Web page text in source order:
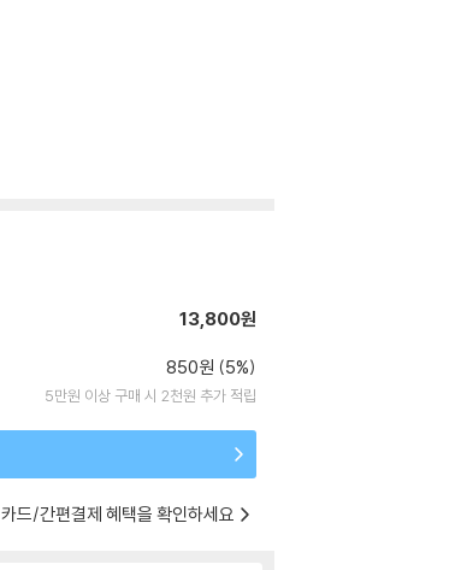
13,800원
850원 (5%)
5만원 이상 구매 시 2천원 추가 적립
카드/간편결제 혜택을 확인하세요